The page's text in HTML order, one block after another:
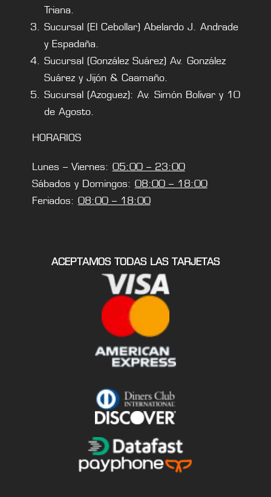
Triana.
Sucursal (El Cebollar) Abelardo J. Andrade
y Espadaña.
Sucursal (González Suárez) Av. González
Suárez y Jijón & Caamaño.
Sucursal (Azoguez): Av. Simón Bolivar y 10
de Agosto.
HORARIOS
Lunes – Viernes: 05:00 – 23:00
Sábados y Domingos: 08:00 – 18:00
Feriados: 08:00 – 18:00
ACEPTAMOS TODAS LAS TARJETAS